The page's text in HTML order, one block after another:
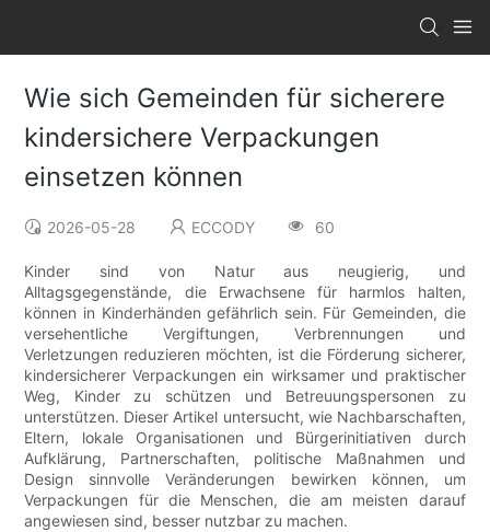
Wie sich Gemeinden für sicherere
kindersichere Verpackungen
einsetzen können
2026-05-28 ECCODY 60
Kinder sind von Natur aus neugierig, und
Alltagsgegenstände, die Erwachsene für harmlos halten,
können in Kinderhänden gefährlich sein. Für Gemeinden, die
versehentliche Vergiftungen, Verbrennungen und
Verletzungen reduzieren möchten, ist die Förderung sicherer,
kindersicherer Verpackungen ein wirksamer und praktischer
Weg, Kinder zu schützen und Betreuungspersonen zu
unterstützen. Dieser Artikel untersucht, wie Nachbarschaften,
Eltern, lokale Organisationen und Bürgerinitiativen durch
Aufklärung, Partnerschaften, politische Maßnahmen und
Design sinnvolle Veränderungen bewirken können, um
Verpackungen für die Menschen, die am meisten darauf
angewiesen sind, besser nutzbar zu machen.